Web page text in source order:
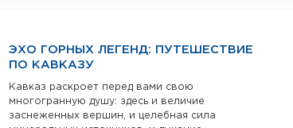
ЭХО ГОРНЫХ ЛЕГЕНД: ПУТЕШЕСТВИЕ
ПО КАВКАЗУ
Кавказ раскроет перед вами свою
многогранную душу: здесь и величие
заснеженных вершин, и целебная сила